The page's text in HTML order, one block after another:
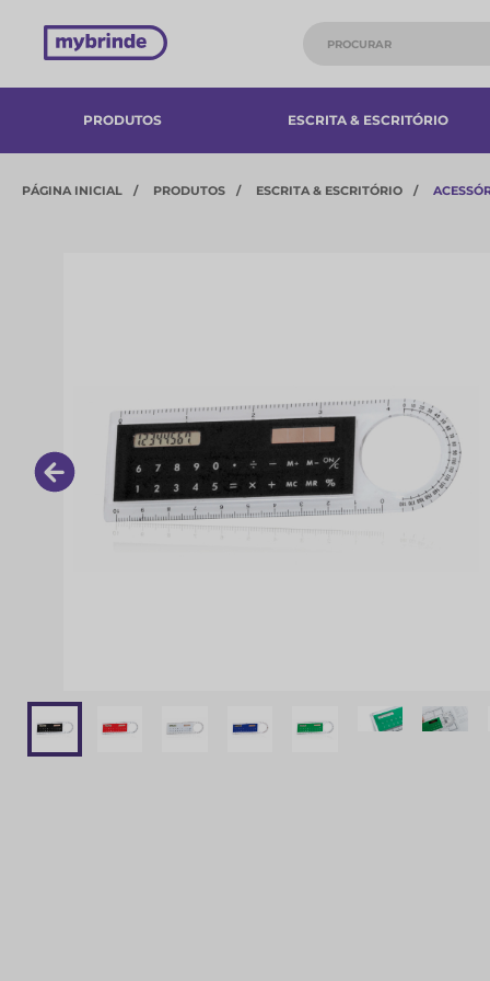
PRODUTOS ESCRITA & ESCRITÓRIO
PÁGINA INICIAL PRODUTOS ESCRITA & ESCRITÓRIO